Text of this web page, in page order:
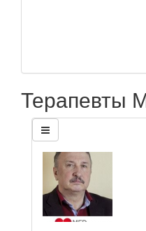
Терапевты